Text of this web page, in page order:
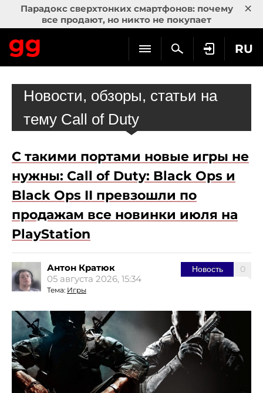
Парадокс сверхтонких смартфонов: почему
все продают, но никто не покупает
×
RU
Новости, обзоры, статьи на
тему Call of Duty
С такими портами новые игры не
нужны: Call of Duty: Black Ops и
Black Ops II превзошли по
продажам все новинки июля на
PlayStation
0
Новость
Антон Кратюк
05 августа 2026, 15:34
Тема: Игры